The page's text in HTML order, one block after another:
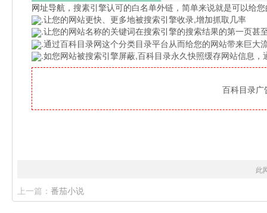
网址导航 ，搜素引擎认可的白名单外链，简单来说就是可以给
.让您的网站更快、更多地被搜索引擎收录,增加抓取几率
.让您的网站名称的关键词在搜索引擎的搜索结果的第一页甚
.通过百科目录网这个分类目录平台从而给您的网站带来巨大
.如您网站被搜索引擎屏蔽,百科目录永久快照缓存网站信息
百科目录
此
上一篇： 番茄小说